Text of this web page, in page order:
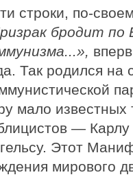
строки, по-
бродит по
Так родился на
мало известных
—
Этот
мирового